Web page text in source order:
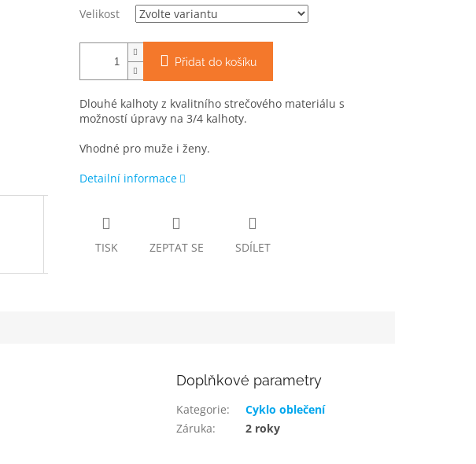
Velikost
Přidat do košíku
Dlouhé kalhoty z kvalitního strečového materiálu s
možností úpravy na 3/4 kalhoty.
Vhodné pro muže i ženy.
Detailní informace
TISK ZEPTAT SE SDÍLET
Doplňkové parametry
Kategorie:
Cyklo oblečení
Záruka: 2 roky